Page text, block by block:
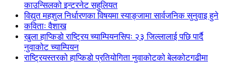
काउन्सिलको इन्टरनेट सहुलियत
विद्युत महशुल निर्धारणका विषयमा स्याङ्जामा सार्वजनिक सुनुवाइ हुने
कविताः वैशाख
खुला हाप्किडो राष्ट्रिय च्याम्पियनसिपः २३ जिल्लालाई पछि पार्दै
नुवाकोट च्याम्पियन
राष्ट्रियस्तरको हाप्किडो प्रतियोगिता नुवाकोटको बेलकोटगढीमा